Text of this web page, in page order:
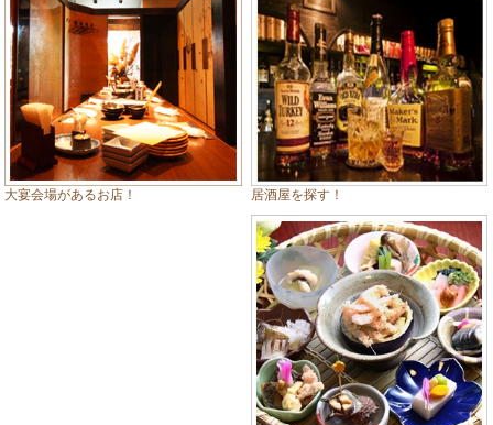
大宴会場があるお店！ 居酒屋を探す！